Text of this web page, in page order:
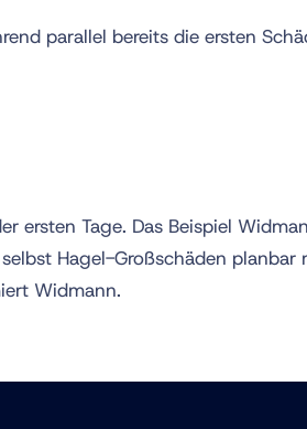
parallel bereits die ersten
ersten Tage. Das Beispiel
Hagel-Großschäden planbar
Widmann.